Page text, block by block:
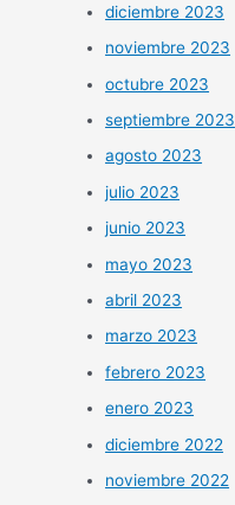
diciembre 2023
noviembre 2023
octubre 2023
septiembre 2023
agosto 2023
julio 2023
junio 2023
mayo 2023
abril 2023
marzo 2023
febrero 2023
enero 2023
diciembre 2022
noviembre 2022